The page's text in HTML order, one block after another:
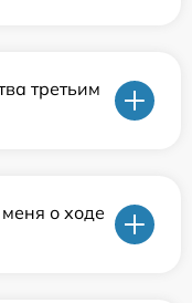
третьим
о ходе